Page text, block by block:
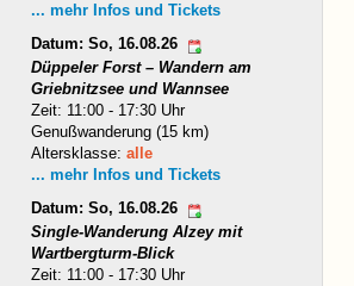
... mehr Infos und Tickets
Datum: So, 16.08.26
Düppeler Forst – Wandern am
Griebnitzsee und Wannsee
Zeit: 11:00 - 17:30 Uhr
Genußwanderung (15 km)
Altersklasse:alle
... mehr Infos und Tickets
Datum: So, 16.08.26
Single-Wanderung Alzey mit
Wartbergturm-Blick
Zeit: 11:00 - 17:30 Uhr